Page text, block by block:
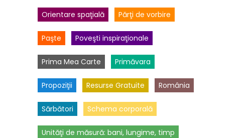
Orientare spaţială Părţi de vorbire
Paşte Poveşti inspiraţionale
Prima Mea Carte Primăvara
Propoziţii Resurse Gratuite România
Sărbători Schema corporală
Unităţi de măsură: bani, lungime, timp